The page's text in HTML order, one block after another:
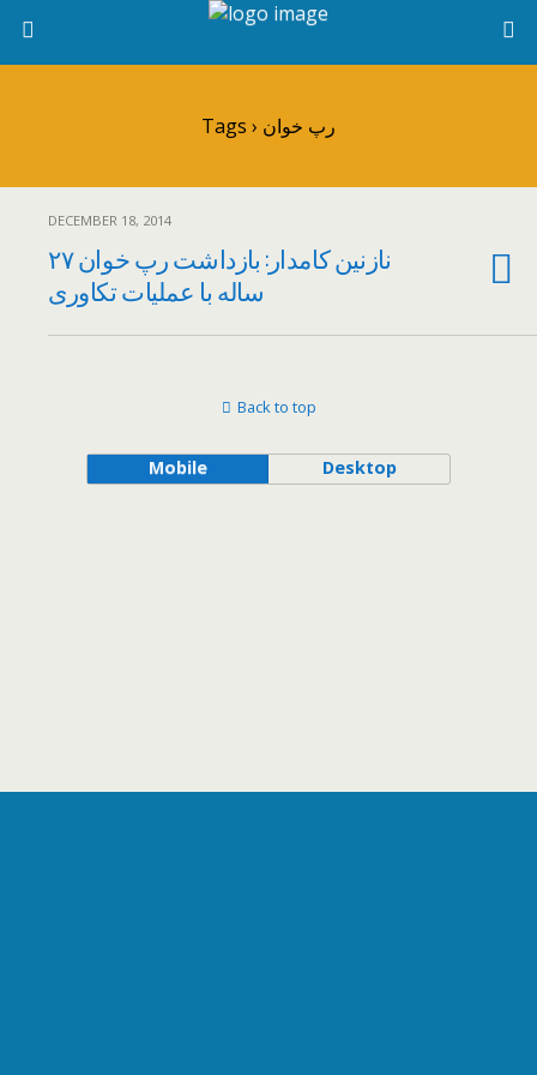
Tags › رپ خوان
DECEMBER 18, 2014
نازنین کامدار: بازداشت رپ خوان ۲۷
ساله با عملیات تکاوری
Back to top
Mobile Desktop